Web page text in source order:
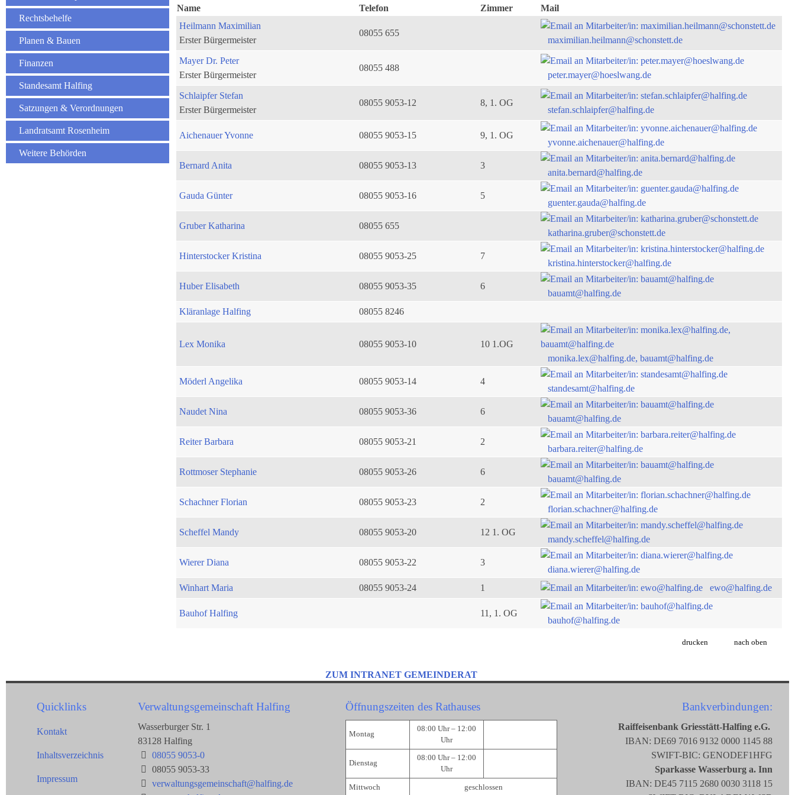
Rechtsbehelfe
Planen & Bauen
Finanzen
Standesamt Halfing
Satzungen & Verordnungen
Landratsamt Rosenheim
Weitere Behörden
Name
Telefon Zimmer
Mail
Heilmann Maximilian
Erster Bürgermeister
08055 655
maximilian.heilmann@schonstett.de
Mayer Dr. Peter
Erster Bürgermeister
08055 488
peter.mayer@hoeslwang.de
Schlaipfer Stefan
Erster Bürgermeister
08055 9053-12 8, 1. OG
stefan.schlaipfer@halfing.de
Aichenauer Yvonne 08055 9053-15 9, 1. OG
yvonne.aichenauer@halfing.de
Bernard Anita 08055 9053-13 3
anita.bernard@halfing.de
Gauda Günter 08055 9053-16 5
guenter.gauda@halfing.de
Gruber Katharina 08055 655
katharina.gruber@schonstett.de
Hinterstocker Kristina 08055 9053-25 7
kristina.hinterstocker@halfing.de
Huber Elisabeth 08055 9053-35 6
bauamt@halfing.de
Kläranlage Halfing
08055 8246
Lex Monika 08055 9053-10
10 1.OG
monika.lex@halfing.de, bauamt@halfing.de
Möderl Angelika 08055 9053-14 4
standesamt@halfing.de
Naudet Nina 08055 9053-36 6
bauamt@halfing.de
Reiter Barbara 08055 9053-21 2
barbara.reiter@halfing.de
Rottmoser Stephanie 08055 9053-26 6
bauamt@halfing.de
Schachner Florian 08055 9053-23 2
florian.schachner@halfing.de
Scheffel Mandy 08055 9053-20 12 1. OG
mandy.scheffel@halfing.de
Wierer Diana 08055 9053-22 3
diana.wierer@halfing.de
Winhart Maria
08055 9053-24 1 ewo@halfing.de
Bauhof Halfing 11, 1. OG
bauhof@halfing.de
drucken nach oben
ZUM INTRANET GEMEINDERAT
Quicklinks
Kontakt
Inhaltsverzeichnis
Impressum
Verwaltungsgemeinschaft Halfing
Wasserburger Str. 1
83128 Halfing
08055 9053-0
08055 9053-33
verwaltungsgemeinschaft@halfing.de
Öffnungszeiten des Rathauses
Montag
08:00 Uhr – 12:00
Uhr
Dienstag
08:00 Uhr – 12:00
Uhr
Mittwoch geschlossen
Bankverbindungen:
Raiffeisenbank Griesstätt-Halfing e.G.
IBAN: DE69 7016 9132 0000 1145 88
SWIFT-BIC: GENODEF1HFG
Sparkasse Wasserburg a. Inn
IBAN: DE45 7115 2680 0030 3118 15